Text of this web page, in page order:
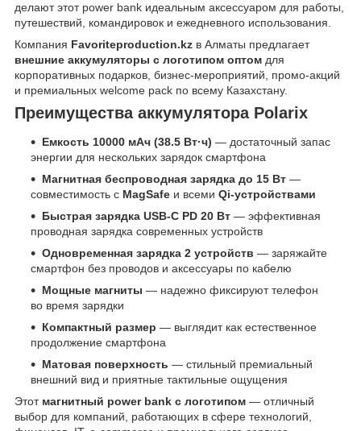
делают этот power bank идеальным аксессуаром для работы,
путешествий, командировок и ежедневного использования.
Компания Favoriteproduction.kz в Алматы предлагает
внешние аккумуляторы с логотипом оптом для
корпоративных подарков, бизнес-мероприятий, промо-акций
и премиальных welcome pack по всему Казахстану.
Преимущества аккумулятора Polarix
Емкость 10000 мАч (38.5 Вт·ч) — достаточный запас
энергии для нескольких зарядок смартфона
Магнитная беспроводная зарядка до 15 Вт —
совместимость с MagSafe и всеми Qi-устройствами
Быстрая зарядка USB-C PD 20 Вт — эффективная
проводная зарядка современных устройств
Одновременная зарядка 2 устройств — заряжайте
смартфон без проводов и аксессуары по кабелю
Мощные магниты — надежно фиксируют телефон
во время зарядки
Компактный размер — выглядит как естественное
продолжение смартфона
Матовая поверхность — стильный премиальный
внешний вид и приятные тактильные ощущения
Этот магнитный power bank с логотипом — отличный
выбор для компаний, работающих в сфере технологий,